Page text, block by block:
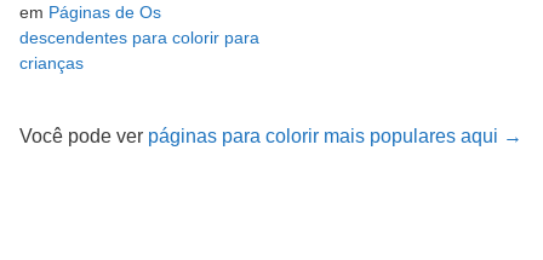
em Páginas de Os
descendentes para colorir para
crianças
Você pode ver páginas para colorir mais populares aqui →